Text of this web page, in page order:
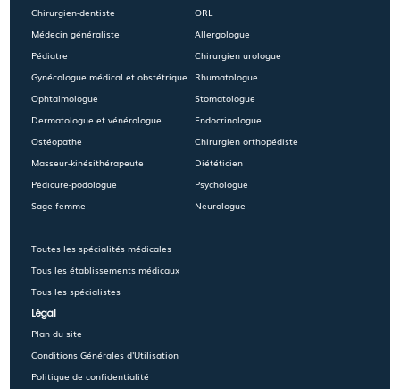
Chirurgien-dentiste
Médecin généraliste
Pédiatre
Gynécologue médical et obstétrique
Ophtalmologue
Dermatologue et vénérologue
Ostéopathe
Masseur-kinésithérapeute
Pédicure-podologue
Sage-femme
Toutes les spécialités médicales
Tous les établissements médicaux
Tous les spécialistes
ORL
Allergologue
Chirurgien urologue
Rhumatologue
Stomatologue
Endocrinologue
Chirurgien orthopédiste
Diététicien
Psychologue
Neurologue
Légal
Plan du site
Conditions Générales d'Utilisation
Politique de confidentialité